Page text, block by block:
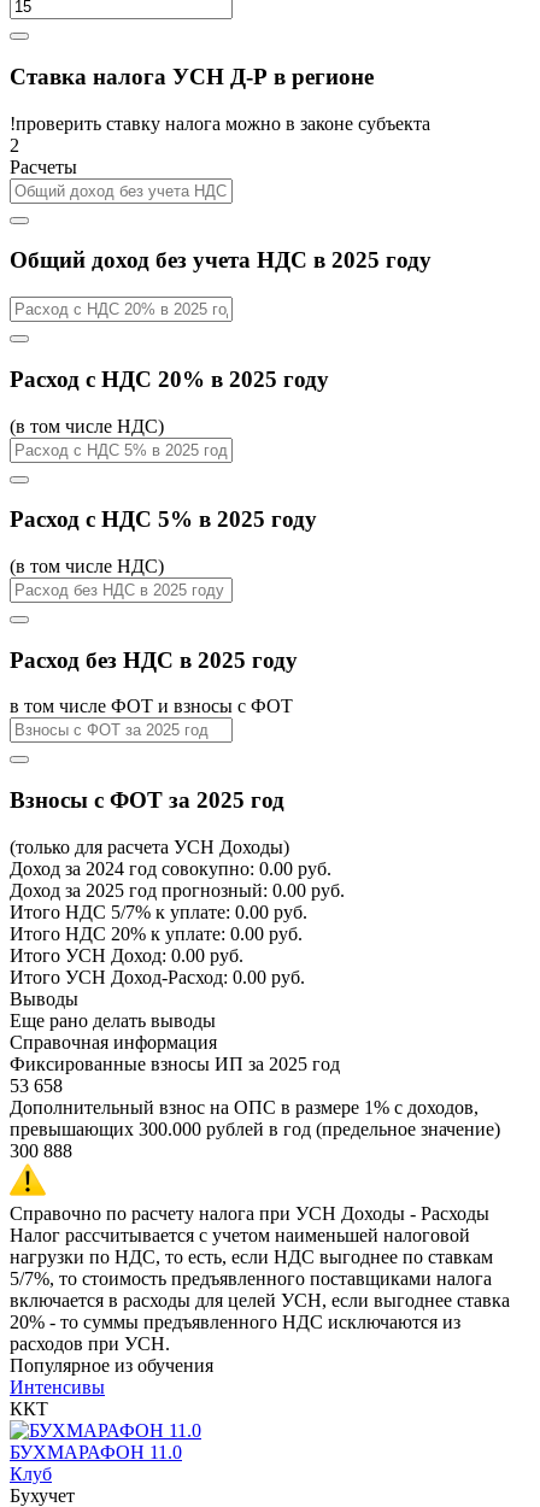
Ставка налога УСН Д-Р в регионе
!проверить ставку налога можно в законе субъекта
2
Расчеты
Общий доход без учета НДС в 2025 году
Расход с НДС 20% в 2025 году
(в том числе НДС)
Расход с НДС 5% в 2025 году
(в том числе НДС)
Расход без НДС в 2025 году
в том числе ФОТ и взносы с ФОТ
Взносы с ФОТ за 2025 год
(только для расчета УСН Доходы)
Доход за 2024 год совокупно: 0.00 руб.
Доход за 2025 год прогнозный: 0.00 руб.
Итого НДС 5/7% к уплате: 0.00 руб.
Итого НДС 20% к уплате: 0.00 руб.
Итого УСН Доход: 0.00 руб.
Итого УСН Доход-Расход: 0.00 руб.
Выводы
Еще рано делать выводы
Справочная информация
Фиксированные взносы ИП за 2025 год
53 658
Дополнительный взнос на ОПС в размере 1% с доходов,
превышающих 300.000 рублей в год (предельное значение)
300 888
Справочно по расчету налога при УСН Доходы - Расходы
Налог рассчитывается с учетом наименьшей налоговой
нагрузки по НДС, то есть, если НДС выгоднее по ставкам
5/7%, то стоимость предъявленного поставщиками налога
включается в расходы для целей УСН, если выгоднее ставка
20% - то суммы предъявленного НДС исключаются из
расходов при УСН.
Популярное из обучения
Интенсивы
ККТ
БУХМАРАФОН 11.0
Клуб
Бухучет